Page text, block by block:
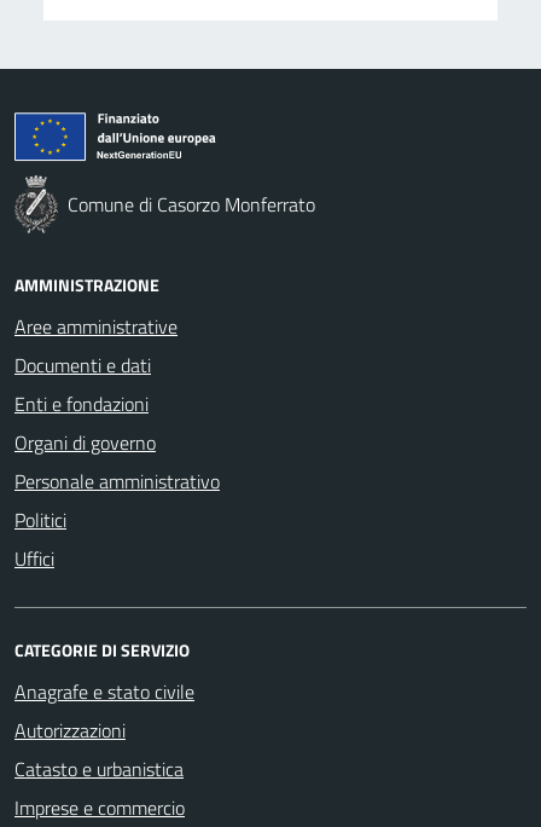
Comune di Casorzo Monferrato
AMMINISTRAZIONE
Aree amministrative
Documenti e dati
Enti e fondazioni
Organi di governo
Personale amministrativo
Politici
Uffici
CATEGORIE DI SERVIZIO
Anagrafe e stato civile
Autorizzazioni
Catasto e urbanistica
Imprese e commercio